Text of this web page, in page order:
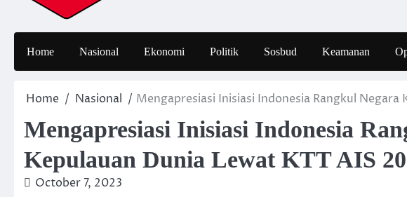
Home Nasional Ekonomi Politik Sosbud Keamanan
Home Nasional Mengapresiasi Inisiasi Indonesia Rangkul Negara
Mengapresiasi Inisiasi Indonesia
Kepulauan Dunia Lewat KTT AIS
October 7, 2023